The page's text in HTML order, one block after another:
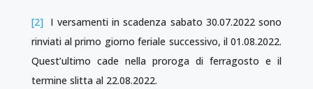
[2] I versamenti in scadenza sabato 30.07.2022 sono
rinviati al primo giorno feriale successivo, il 01.08.2022.
Quest’ultimo cade nella proroga di ferragosto e il
termine slitta al 22.08.2022.